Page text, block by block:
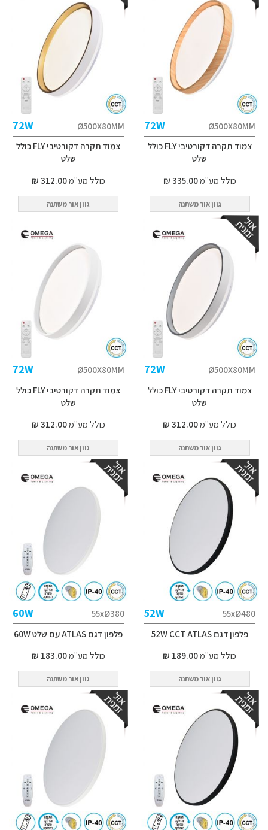
Ø500X80MM
72W
צמוד תקרה דקורטיבי FLY כולל
שלט
כולל מע"מ335.00 ₪
גוון אור משתנה
Ø500X80MM
72W
צמוד תקרה דקורטיבי FLY כולל
שלט
כולל מע"מ312.00 ₪
גוון אור משתנה
Ø500X80MM
72W
צמוד תקרה דקורטיבי FLY כולל
שלט
כולל מע"מ312.00 ₪
גוון אור משתנה
Ø500X80MM
72W
צמוד תקרה דקורטיבי FLY כולל
שלט
כולל מע"מ312.00 ₪
גוון אור משתנה
55xØ480
52W
פלפון דגם 52W CCT ATLAS
כולל מע"מ189.00 ₪
גוון אור משתנה
55xØ380
60W
פלפון דגם ATLAS עם שלט 60W
כולל מע"מ183.00 ₪
גוון אור משתנה